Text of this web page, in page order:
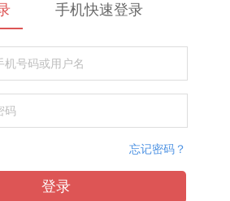
手机快速登录
忘记密码？
登录